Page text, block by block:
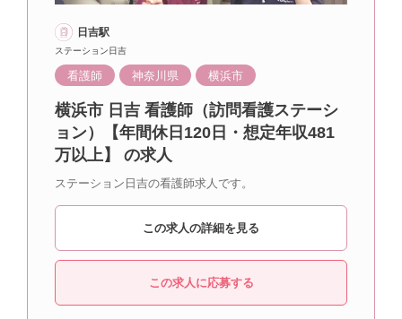
日吉駅
ステーション日吉
看護師 神奈川県 横浜市
横浜市 日吉 看護師（訪問看護ステーシ
ョン）【年間休日120日・想定年収481
万以上】 の求人
ステーション日吉の看護師求人です。
この求人の詳細を見る
この求人に応募する